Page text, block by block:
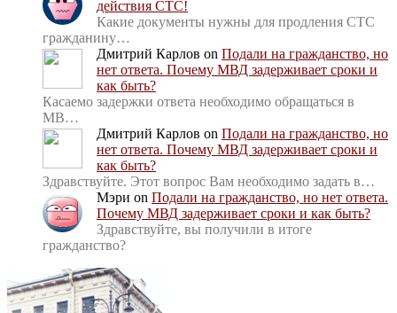
действия СТС!
Какие документы нужны для продления СТС
гражданину…
Дмитрий Карлов on Подали на гражданство, но
нет ответа. Почему МВД задерживает сроки и
как быть?
Касаемо задержки ответа необходимо обращаться в
МВ…
Дмитрий Карлов on Подали на гражданство, но
нет ответа. Почему МВД задерживает сроки и
как быть?
Здравствуйте. Этот вопрос Вам необходимо задать в…
Мэри on Подали на гражданство, но нет ответа.
Почему МВД задерживает сроки и как быть?
Здравствуйте, вы получили в итоге
гражданство?